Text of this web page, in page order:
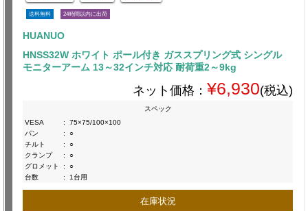
送料無料 24時間以内に出荷
HUANUO
HNSS32W ホワイト ポール付き ガススプリング式 シングル
モニターアーム 13～32インチ対応 耐荷重2～9kg
ネット価格： ¥6,930(税込)
スペック
VESA
:
75×75/100×100
パン
:
○
チルト
:
○
クランプ
:
○
グロメット
:
○
台数
: 1台用
在庫状況